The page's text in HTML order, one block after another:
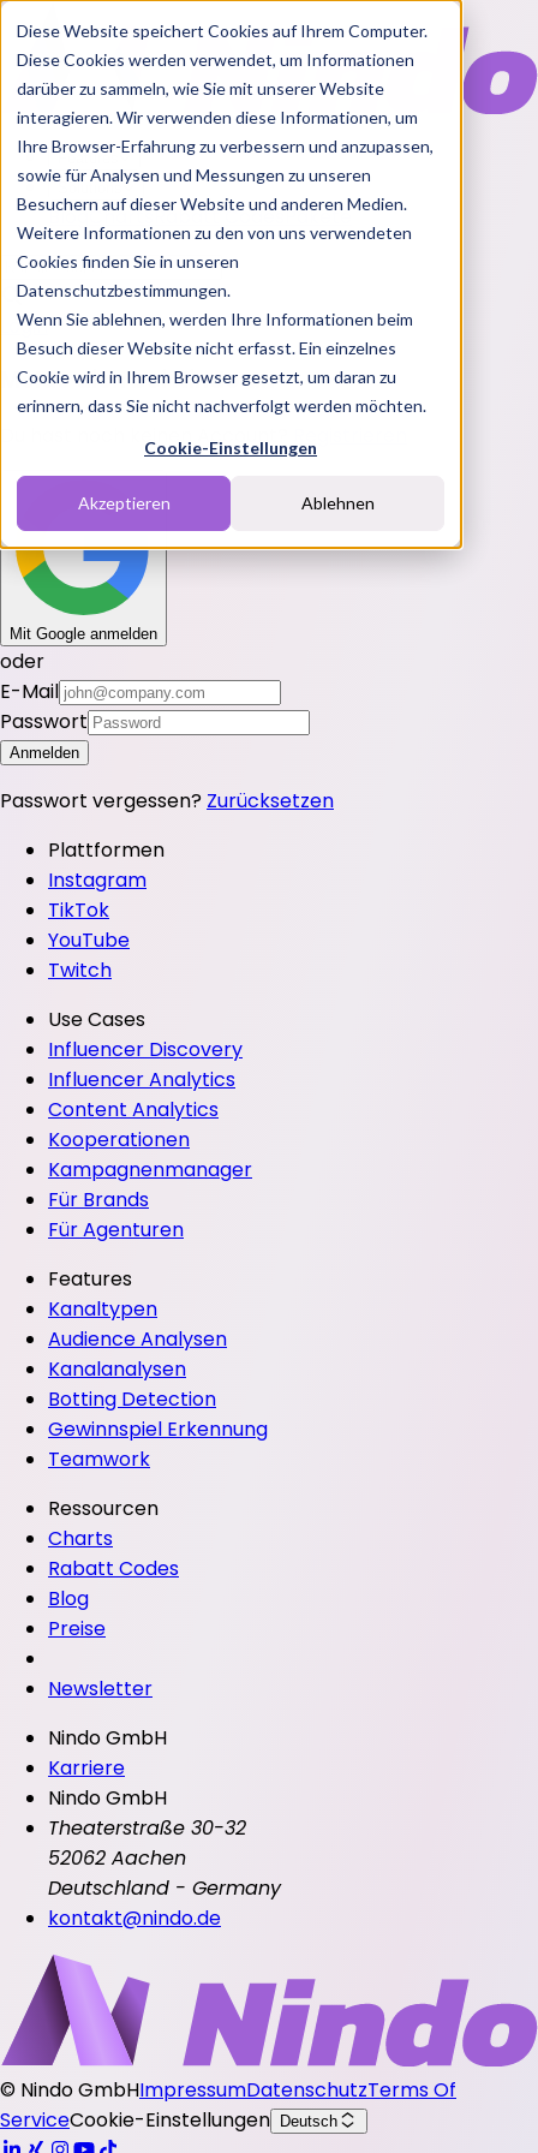
Diese Website speichert Cookies auf Ihrem Computer.
Diese Cookies werden verwendet, um Informationen
darüber zu sammeln, wie Sie mit unserer Website
interagieren. Wir verwenden diese Informationen, um
Ihre Browser-Erfahrung zu verbessern und anzupassen,
sowie für Analysen und Messungen zu unseren
Besuchern auf dieser Website und anderen Medien.
Weitere Informationen zu den von uns verwendeten
Cookies finden Sie in unseren
Datenschutzbestimmungen.
Wenn Sie ablehnen, werden Ihre Informationen beim
Besuch dieser Website nicht erfasst. Ein einzelnes
Cookie wird in Ihrem Browser gesetzt, um daran zu
erinnern, dass Sie nicht nachverfolgt werden möchten.
Cookie-Einstellungen
Akzeptieren Ablehnen
Features
Solutions
BlogChartsRabatt CodesPakete
Login
Melde dich bei Nindo an
Du hast noch keinen Account?
Mit Google anmelden
oder
E-Mail
Passwort
Anmelden
Passwort vergessen? Zurücksetzen
Plattformen
Instagram
TikTok
YouTube
Twitch
Use Cases
Influencer Discovery
Influencer Analytics
Content Analytics
Kooperationen
Kampagnenmanager
Für Brands
Für Agenturen
Features
Kanaltypen
Audience Analysen
Kanalanalysen
Botting Detection
Gewinnspiel Erkennung
Teamwork
Ressourcen
Charts
Rabatt Codes
Blog
Preise
Newsletter
Nindo GmbH
Karriere
Nindo GmbH
Theaterstraße 30-32
52062 Aachen
Deutschland - Germany
kontakt@nindo.de
© Nindo GmbHImpressumDatenschutzTerms Of
ServiceCookie-Einstellungen Deutsch